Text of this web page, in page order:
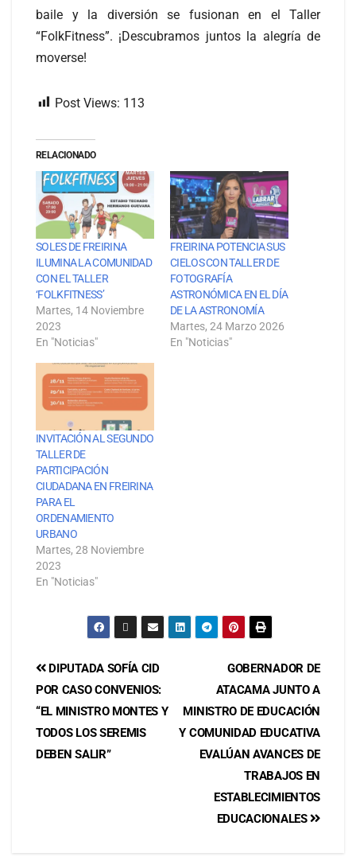
baile y la diversión se fusionan en el Taller
“FolkFitness”. ¡Descubramos juntos la alegría de
moverse!
Post Views: 113
RELACIONADO
SOLES DE FREIRINA
ILUMINA LA COMUNIDAD
CON EL TALLER
‘FOLKFITNESS’
Martes, 14 Noviembre
2023
En "Noticias"
FREIRINA POTENCIA SUS
CIELOS CON TALLER DE
FOTOGRAFÍA
ASTRONÓMICA EN EL DÍA
DE LA ASTRONOMÍA
Martes, 24 Marzo 2026
En "Noticias"
INVITACIÓN AL SEGUNDO
TALLER DE
PARTICIPACIÓN
CIUDADANA EN FREIRINA
PARA EL
ORDENAMIENTO
URBANO
Martes, 28 Noviembre
2023
En "Noticias"
GOBERNADOR DE
ATACAMA JUNTO A
MINISTRO DE EDUCACIÓN
Y COMUNIDAD EDUCATIVA
EVALÚAN AVANCES DE
TRABAJOS EN
ESTABLECIMIENTOS
EDUCACIONALES
DIPUTADA SOFÍA CID
POR CASO CONVENIOS:
“EL MINISTRO MONTES Y
TODOS LOS SEREMIS
DEBEN SALIR”